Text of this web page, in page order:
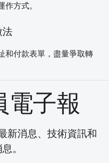
方式。
法
和付款表單，盡量爭取轉
電子報
新消息、技術資訊和
。